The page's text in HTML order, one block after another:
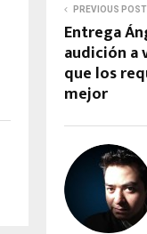
PREVIOUS POST
Entrega
audición a
que los
mejor